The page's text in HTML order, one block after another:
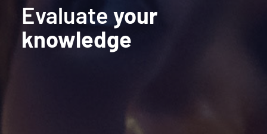
Evaluate your
knowledge